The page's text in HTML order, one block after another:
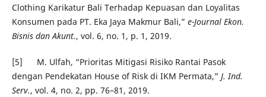
Clothing Karikatur Bali Terhadap Kepuasan dan Loyalitas
Konsumen pada PT. Eka Jaya Makmur Bali,” e-Journal Ekon.
Bisnis dan Akunt., vol. 6, no. 1, p. 1, 2019.
[5] M. Ulfah, “Prioritas Mitigasi Risiko Rantai Pasok
dengan Pendekatan House of Risk di IKM Permata,” J. Ind.
Serv., vol. 4, no. 2, pp. 76–81, 2019.